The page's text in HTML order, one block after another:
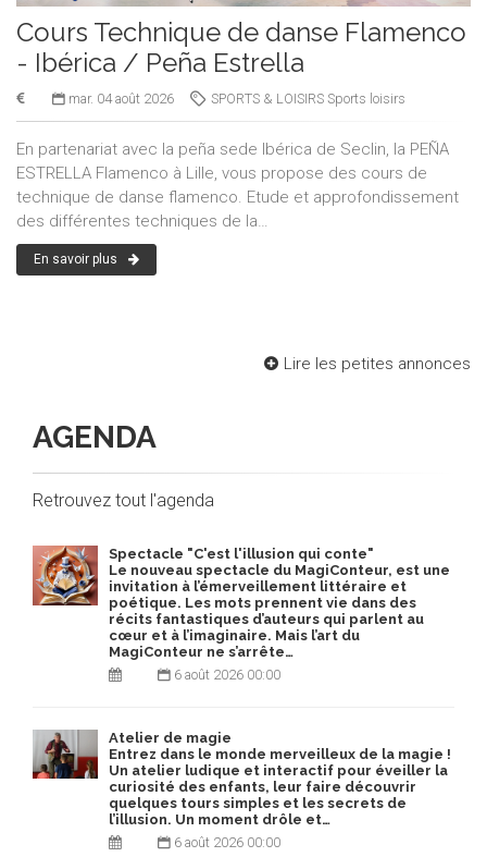
Cours Technique de danse Flamenco
- Ibérica / Peña Estrella
mar. 04 août 2026 SPORTS & LOISIRS Sports loisirs
En partenariat avec la peña sede Ibérica de Seclin, la PEÑA
ESTRELLA Flamenco à Lille, vous propose des cours de
technique de danse flamenco. Etude et approfondissement
des différentes techniques de la…
En savoir plus
Lire les petites annonces
AGENDA
Retrouvez tout l'agenda
Spectacle "C'est l'illusion qui conte"
Le nouveau spectacle du MagiConteur, est une
invitation à l’émerveillement littéraire et
poétique. Les mots prennent vie dans des
récits fantastiques d’auteurs qui parlent au
cœur et à l’imaginaire. Mais l’art du
MagiConteur ne s’arrête…
6 août 2026 00:00
Atelier de magie
Entrez dans le monde merveilleux de la magie !
Un atelier ludique et interactif pour éveiller la
curiosité des enfants, leur faire découvrir
quelques tours simples et les secrets de
l’illusion. Un moment drôle et…
6 août 2026 00:00